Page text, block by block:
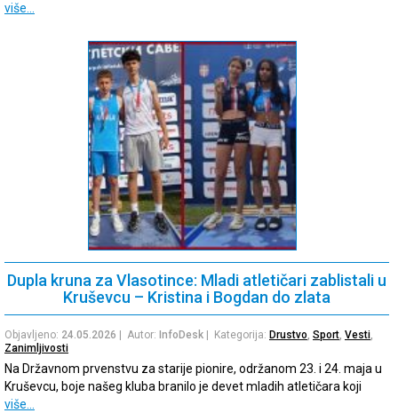
više…
Dupla kruna za Vlasotince: Mladi atletičari zablistali u
Kruševcu – Kristina i Bogdan do zlata
Objavljeno: 24.05.2026 | Autor: InfoDesk | Kategorija: Drustvo, Sport, Vesti,
Zanimljivosti
Na Državnom prvenstvu za starije pionire, održanom 23. i 24. maja u
Kruševcu, boje našeg kluba branilo je devet mladih atletičara koji
više…